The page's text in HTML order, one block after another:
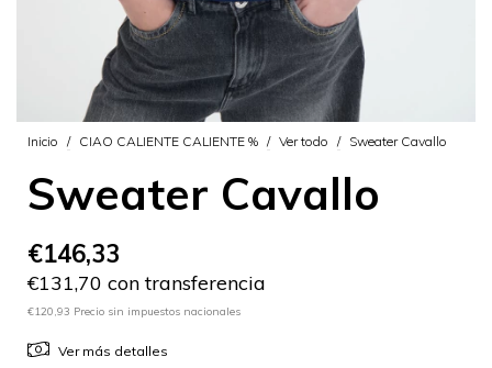
Inicio / CIAO CALIENTE CALIENTE % / Ver todo / Sweater Cavallo
Sweater Cavallo
€146,33
€131,70 con transferencia
€120,93 Precio sin impuestos nacionales
Ver más detalles